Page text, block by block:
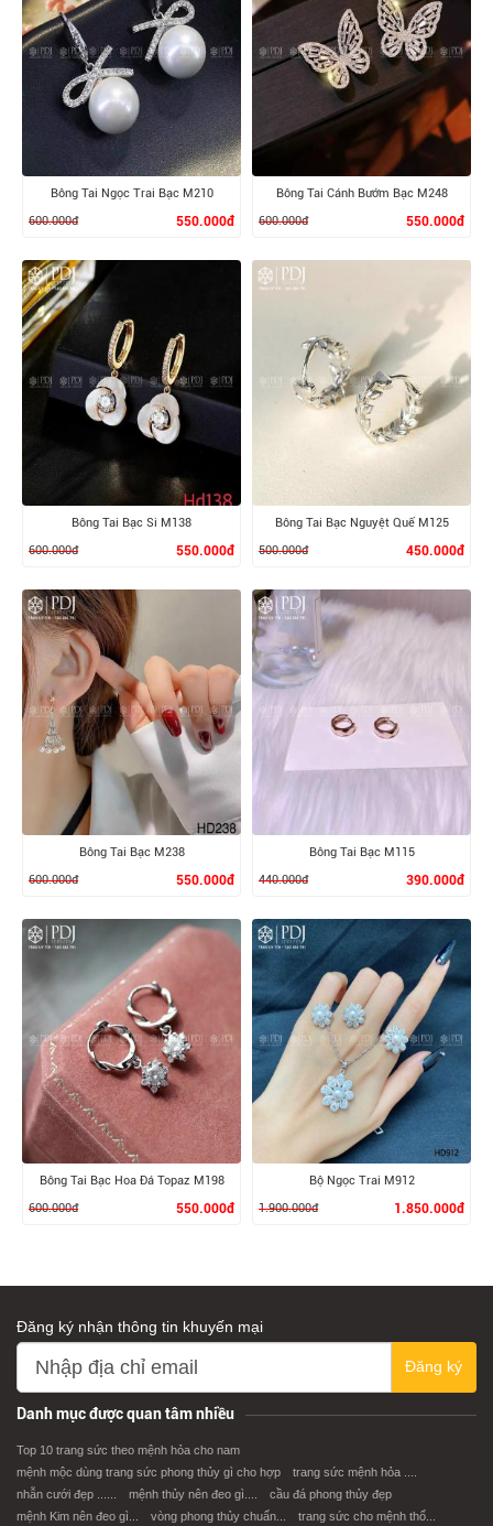
XEM CHI TIẾT
Bông Tai Ngọc Trai Bạc M210
600.000đ
550.000đ
XEM CHI TIẾT
Bông Tai Cánh Bướm Bạc M248
600.000đ
550.000đ
XEM CHI TIẾT
Bông Tai Bạc Si M138
600.000đ
550.000đ
XEM CHI TIẾT
Bông Tai Bạc Nguyệt Quế M125
500.000đ
450.000đ
XEM CHI TIẾT
Bông Tai Bạc M238
600.000đ
550.000đ
XEM CHI TIẾT
Bông Tai Bạc M115
440.000đ
390.000đ
XEM CHI TIẾT
Bông Tai Bạc Hoa Đá Topaz M198
600.000đ
550.000đ
XEM CHI TIẾT
Bộ Ngọc Trai M912
1.900.000đ
1.850.000đ
Đăng ký nhận thông tin khuyến mại
Đăng ký
Danh mục được quan tâm nhiều
Top 10 trang sức theo mệnh hỏa cho nam
mệnh mộc dùng trang sức phong thủy gì cho hợp
trang sức mệnh hỏa ....
nhẫn cưới đẹp ......
mệnh thủy nên đeo gì....
cầu đá phong thủy đẹp
mệnh Kim nên đeo gì...
vòng phong thủy chuẩn... trang sức cho mệnh thổ...